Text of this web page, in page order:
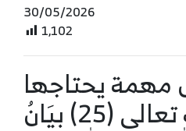
30/05/2026
1,102
يحتاجها
حجاج بيت الله تعالى (25) بيَانُ